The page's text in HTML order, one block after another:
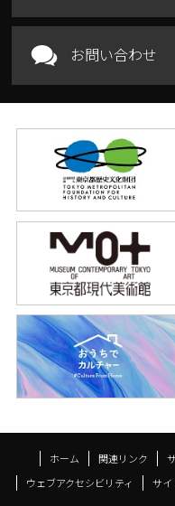
お問い合わせ
ホーム 関連リンク
ウェブアクセシビリティ
サイ